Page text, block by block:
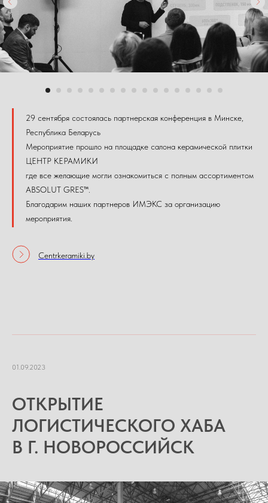
29 сентября состоялась партнерская конференция в Минске,
Республика Беларусь
Мероприятие прошло на площадке салона керамической плитки
ЦЕНТР КЕРАМИКИ
где все желающие могли ознакомиться с полным ассортиментом
ABSOLUT GRES™.
Благодарим наших партнеров ИМЭКС за организацию
мероприятия.
Centrkeramiki.by
01.09.2023
ОТКРЫТИЕ
ЛОГИСТИЧЕСКОГО ХАБА
В Г. НОВОРОССИЙСК